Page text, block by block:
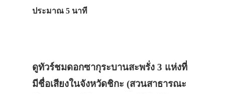
ประมาณ 5 นาที
ดูทัวร์ชมดอกซากุระบานสะพรั่ง 3 แห่งที่
มีชื่อเสียงในจังหวัดชิกะ (สวนสาธารณะ